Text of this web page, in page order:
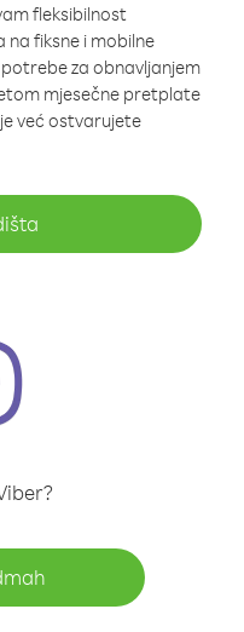
fleksibilnost
fiksne i mobilne
za obnavljanjem
mjesečne pretplate
već ostvarujete